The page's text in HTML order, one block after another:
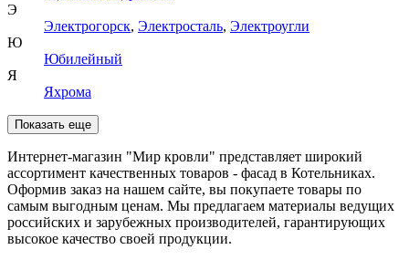
Э
Электрогорск, Электросталь, Электроугли
Ю
Юбилейный
Я
Яхрома
Показать еще
Интернет-магазин "Мир кровли" представляет широкий
ассортимент качественных товаров - фасад в Котельниках.
Оформив заказ на нашем сайте, вы покупаете товары по
самым выгодным ценам. Мы предлагаем материалы ведущих
российских и зарубежных производителей, гарантирующих
высокое качество своей продукции.